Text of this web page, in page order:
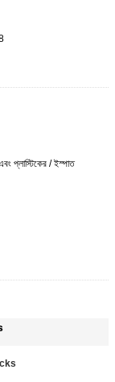
প্লাস্টিকের / ইস্পাত